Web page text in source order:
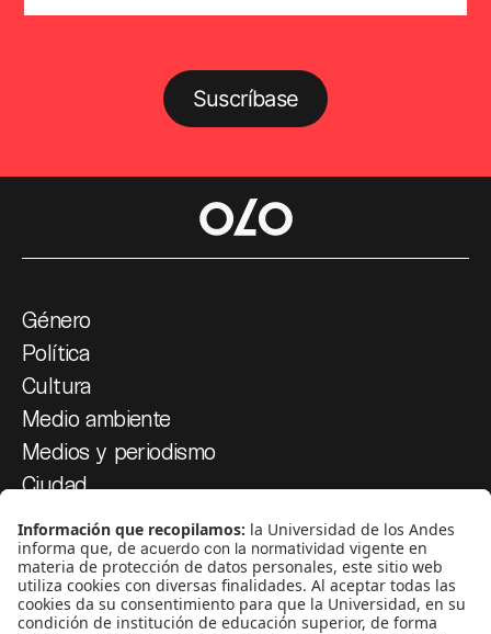
Suscríbase
Género
Política
Cultura
Medio ambiente
Medios y periodismo
Ciudad
Movilización social
¿Quiénes somos?